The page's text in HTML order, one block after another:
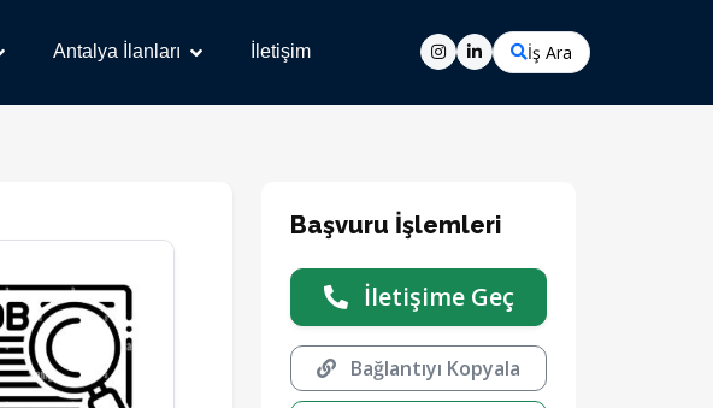
Antalya İlanları İletişim İş Ara
Başvuru İşlemleri
İletişime Geç
Bağlantıyı Kopyala